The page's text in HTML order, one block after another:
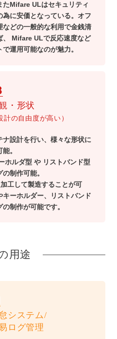
たMifare ULはセキュリティ
に安価となっている。オフ
などの一般的な利用で金銭清
、 Mifare ULで反応速度など
運用可能なのが魅力。
・形状
計の自由度が高い）
設計を行い、様々な形状に
。
ホルダ型 や リストバンド型
制作可能。
工して製造することが可
ーホルダー、リストバンド
制作が可能です。
用途
システム/
ログ管理